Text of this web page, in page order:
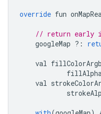
override fun
// return early
googleMap ?:
val fillColorArgb
val